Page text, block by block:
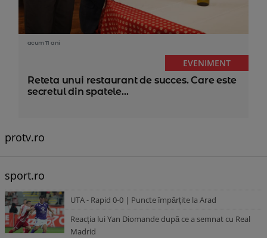
acum 11 ani
EVENIMENT
Reteta unui restaurant de succes. Care este
secretul din spatele...
protv.ro
sport.ro
UTA - Rapid 0-0 | Puncte împărțite la Arad
Reacția lui Yan Diomande după ce a semnat cu Real
Madrid